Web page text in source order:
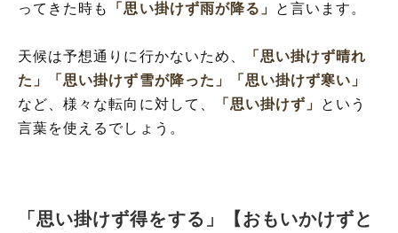
ってきた時も
「思い掛けず雨が降る」 と言います。
天候は予想通りに行かないため、
「思い掛けず晴れ
た」
「思い掛けず雪が降った」
「思い掛けず寒い」
など、様々な転向に対して、
「思い掛けず」 という
言葉を使えるでしょう。
「思い掛けず得をする」【おもいかけずと